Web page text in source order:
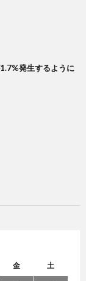
発生するように
金 土